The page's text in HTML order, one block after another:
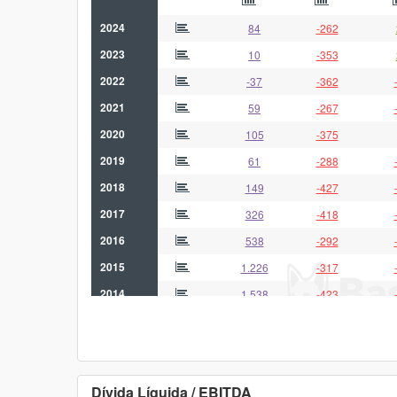
2024 84 -262
2023 10 -353
2022 -37 -362
2021 59 -267
2020 105 -375
2019 61 -288
2018 149 -427
2017 326 -418
2016 538 -292
2015 1.226 -317
2014 1.538 -423
2011 3.072 175
Dívida Líquida / EBITDA